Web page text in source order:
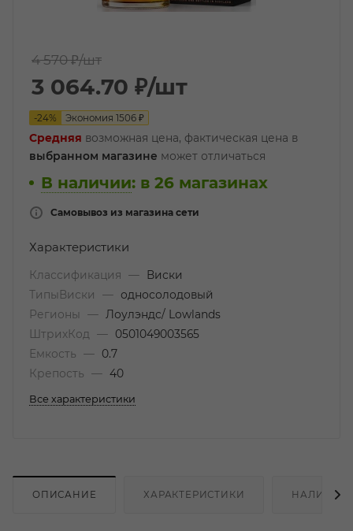
4 570 ₽/шт
3 064.70 ₽/шт
-24% Экономия 1506 ₽
Средняя возможная цена, фактическая цена в
выбранном магазине может отличаться
В наличии: в 26 магазинах
Самовывоз из магазина сети
Характеристики
Классификация —
Виски
ТипыВиски
—
односолодовый
Регионы
—
Лоулэндc/ Lowlands
ШтрихКод
—
0501049003565
Емкость
—
0.7
Крепость
— 40
Все характеристики
ОПИСАНИЕ ХАРАКТЕРИСТИКИ НАЛИЧИЕ